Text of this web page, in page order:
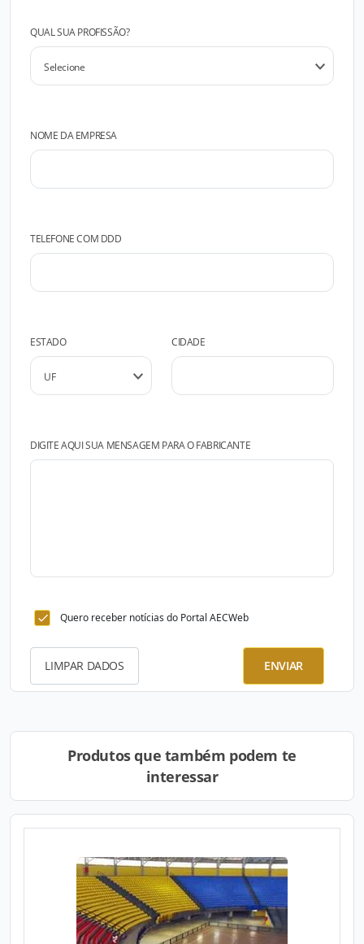
QUAL SUA PROFISSÃO?
NOME DA EMPRESA
TELEFONE COM DDD
ESTADO CIDADE
DIGITE AQUI SUA MENSAGEM PARA O FABRICANTE
Quero receber notícias do Portal AECWeb
LIMPAR DADOS ENVIAR
Produtos que também podem te
interessar